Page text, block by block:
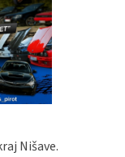
Nišave.